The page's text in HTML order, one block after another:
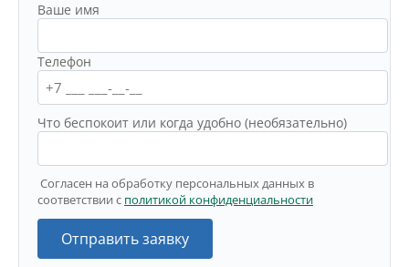
Ваше имя
Телефон
Что беспокоит или когда удобно (необязательно)
Согласен на обработку персональных данных в
соответствии с политикой конфиденциальности
Отправить заявку